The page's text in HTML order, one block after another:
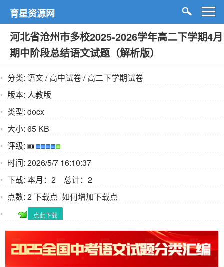
育星资源网
河北省沧州市多校2025-2026学年高二下学期4月
期中阶段总结语文试题（解析版）
分类: 语文/高中试卷/高二下学期试卷
版本: 人教版
类型: docx
大小: 65 KB
评级:
时间: 2026/5/7 16:10:37
下载: 本月：2 总计：2
点数: 2 下载点 如何增加下载点
点此下载